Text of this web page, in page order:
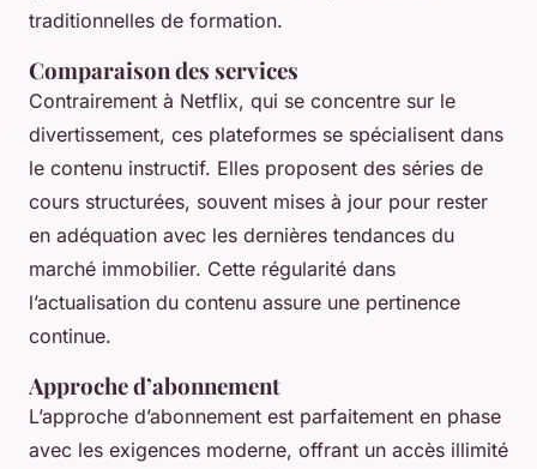
traditionnelles de formation.
Comparaison des services
Contrairement à Netflix, qui se concentre sur le
divertissement, ces plateformes se spécialisent dans
le contenu instructif. Elles proposent des séries de
cours structurées, souvent mises à jour pour rester
en adéquation avec les dernières tendances du
marché immobilier. Cette régularité dans
l’actualisation du contenu assure une pertinence
continue.
Approche d’abonnement
L’approche d’abonnement est parfaitement en phase
avec les exigences moderne, offrant un accès illimité